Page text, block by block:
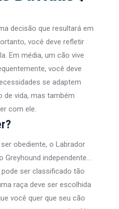
decisão que resultará em
você deve refletir
Em média, um cão vive
você deve
se adaptem
de vida, mas também
com ele.
obediente, o Labrador
independente…
ser classificado tão
raça deve ser escolhida
você quer que seu cão